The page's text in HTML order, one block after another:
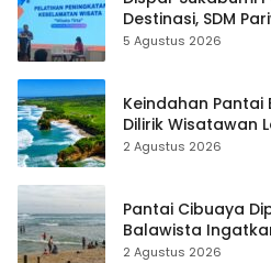
Destinasi, SDM
hingga Teknik
5 Agustus 2026
Keindahan Pantai
Dilirik Wisatawan
2 Agustus 2026
Pantai Cibuaya
Balawista
Waspada
2 Agustus 2026